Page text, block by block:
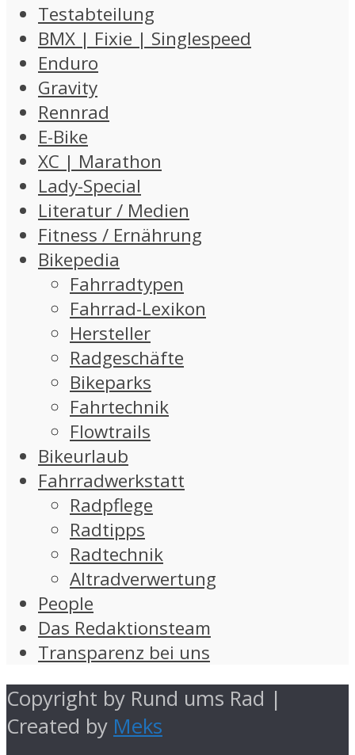
Testabteilung
BMX | Fixie | Singlespeed
Enduro
Gravity
Rennrad
E-Bike
XC | Marathon
Lady-Special
Literatur / Medien
Fitness / Ernährung
Bikepedia
Fahrradtypen
Fahrrad-Lexikon
Hersteller
Radgeschäfte
Bikeparks
Fahrtechnik
Flowtrails
Bikeurlaub
Fahrradwerkstatt
Radpflege
Radtipps
Radtechnik
Altradverwertung
People
Das Redaktionsteam
Transparenz bei uns
Copyright by Rund ums Rad |
Created by Meks